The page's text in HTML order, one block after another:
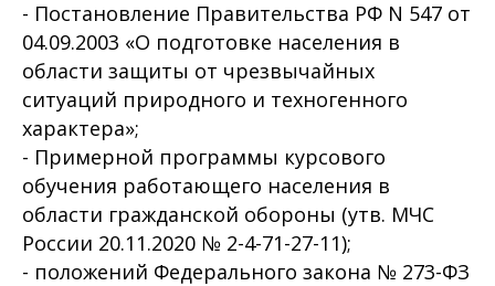
- Постановление Правительства РФ N 547 от
04.09.2003 «О подготовке населения в
области защиты от чрезвычайных
ситуаций природного и техногенного
характера»;
- Примерной программы курсового
обучения работающего населения в
области гражданской обороны (утв. МЧС
России 20.11.2020 № 2-4-71-27-11);
- положений Федерального закона № 273-ФЗ